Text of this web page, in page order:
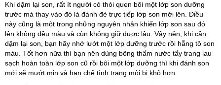
Khi dặm lại son, rất ít người có thói quen bôi một lớp son dưỡng
trước mà thay vào đó là đánh đè trực tiếp lớp son mới lên. Điều
này cũng là một trong những nguyên nhân khiến lớp son sau đó
lên không đều màu và cùn không giữ được lâu. Vậy nên, khi cần
dặm lại son, bạn hãy nhớ lướt một lớp dưỡng trước rồi hẵng tô son
màu. Tốt hơn nữa thì bạn nên dùng bông thấm nước tẩy trang lau
sạch hoàn toàn lớp son cũ rồi bôi một lớp dưỡng thì khi đánh son
mới sẽ mướt mịn và hạn chế tình trạng môi bị khô hơn.